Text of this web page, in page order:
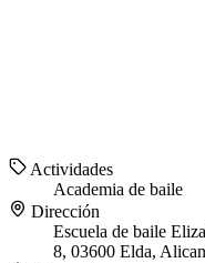
Actividades
Academia de baile
Dirección
Escuela de baile
8, 03600 Elda,